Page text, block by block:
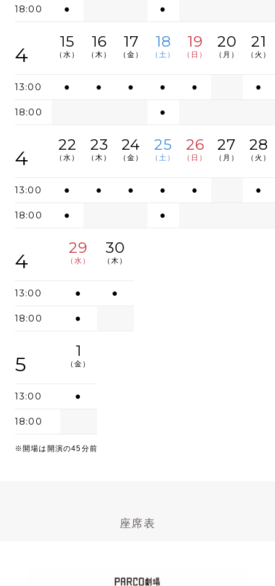
18:00 ● ●
4
15
（水）
16
（木）
17
（金）
18
（土）
19
（日）
20
（月）
21
（火）
13:00 ● ● ● ● ● ●
18:00 ●
4
22
（水）
23
（木）
24
（金）
25
（土）
26
（日）
27
（月）
28
（火）
13:00 ● ● ● ● ● ●
18:00 ● ●
4
29
（水）
30
（木）
13:00 ● ●
18:00 ●
5
1
（金）
13:00 ●
18:00
※開場は開演の45分前
座席表